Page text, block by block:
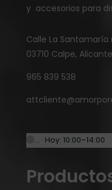
y accesorios para
Calle La Santamaría
03710 Calpe, Alicante
965 839 538
… · Hoy: 10:00–14:00